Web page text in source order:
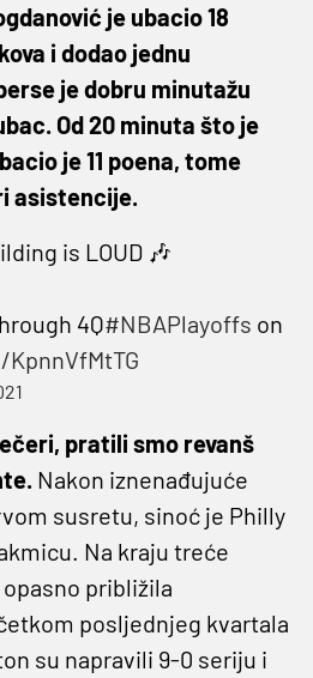
je ubacio 18
i dodao jednu
je dobru minutažu
Od 20 minuta što je
je 11 poena, tome
asistencije.
is LOUD 🎶
4Q#NBAPlayoffs on
pratili smo revanš
Nakon iznenađujuće
susretu, sinoć je Philly
Na kraju treće
približila
posljednjeg kvartala
su napravili 9-0 seriju i